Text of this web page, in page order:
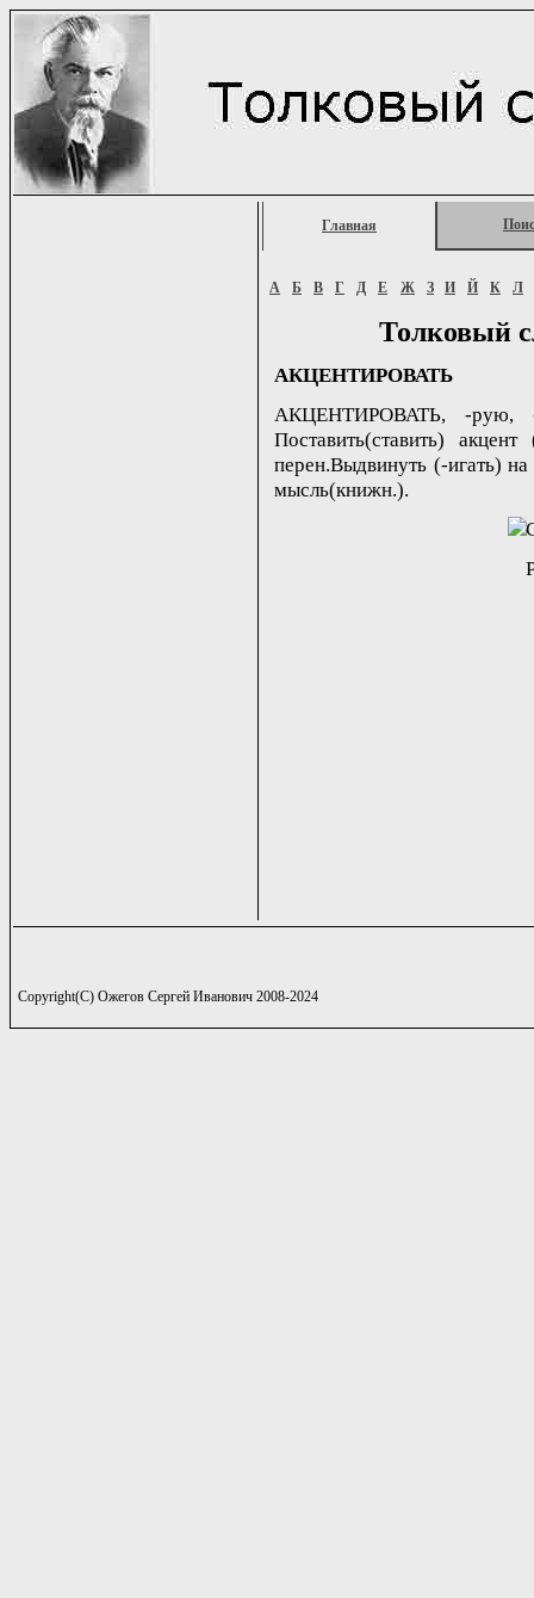
Главная
А Б В Г Д Е Ж З И Й К Л
Толковый
АКЦЕНТИРОВАТЬ
АКЦЕНТИРОВАТЬ, -рую,
Поставить(ставить)
перен.Выдвинуть (-игать)
мысль(книжн.).
Copyright(C) Ожегов Сергей Иванович 2008-2024